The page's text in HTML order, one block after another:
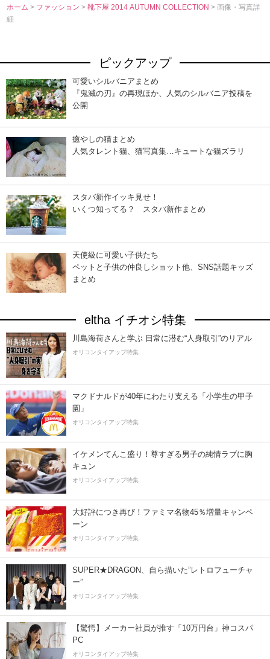
ホーム > ファッション>靴下屋 2014 AUTUMN COLLECTION> 画像・写真詳
細
ピックアップ
可愛いシルバニアまとめ
『鬼滅の刃』の再現ほか、人気のシルバニア投稿を
公開
癒やしの猫まとめ
人気タレント猫、猫写真集…キュートな猫ズラリ
スタバ新作イッキ見せ！
いくつ知ってる？ スタバ新作まとめ
天使級に可愛い子供たち
ペットと子供の仲良しショット他、SNS話題キッズ
まとめ
eltha イチオシ特集
川島海荷さんと学ぶ 日常に潜む“人身取引”のリアル
オリコンタイアップ特集
マクドナルドが40年にわたり支える「小学生の甲子
園」
オリコンタイアップ特集
イケメンてんこ盛り！尊すぎる男子の純情ラブに胸
キュン
オリコンタイアップ特集
大好評につき再び！ファミマ名物45％増量キャンペ
ーン
オリコンタイアップ特集
SUPER★DRAGON、自ら描いた”レトロフューチャ
ー”
オリコンタイアップ特集
【驚愕】メーカー社員が推す「10万円台」神コスパ
PC
オリコンタイアップ特集